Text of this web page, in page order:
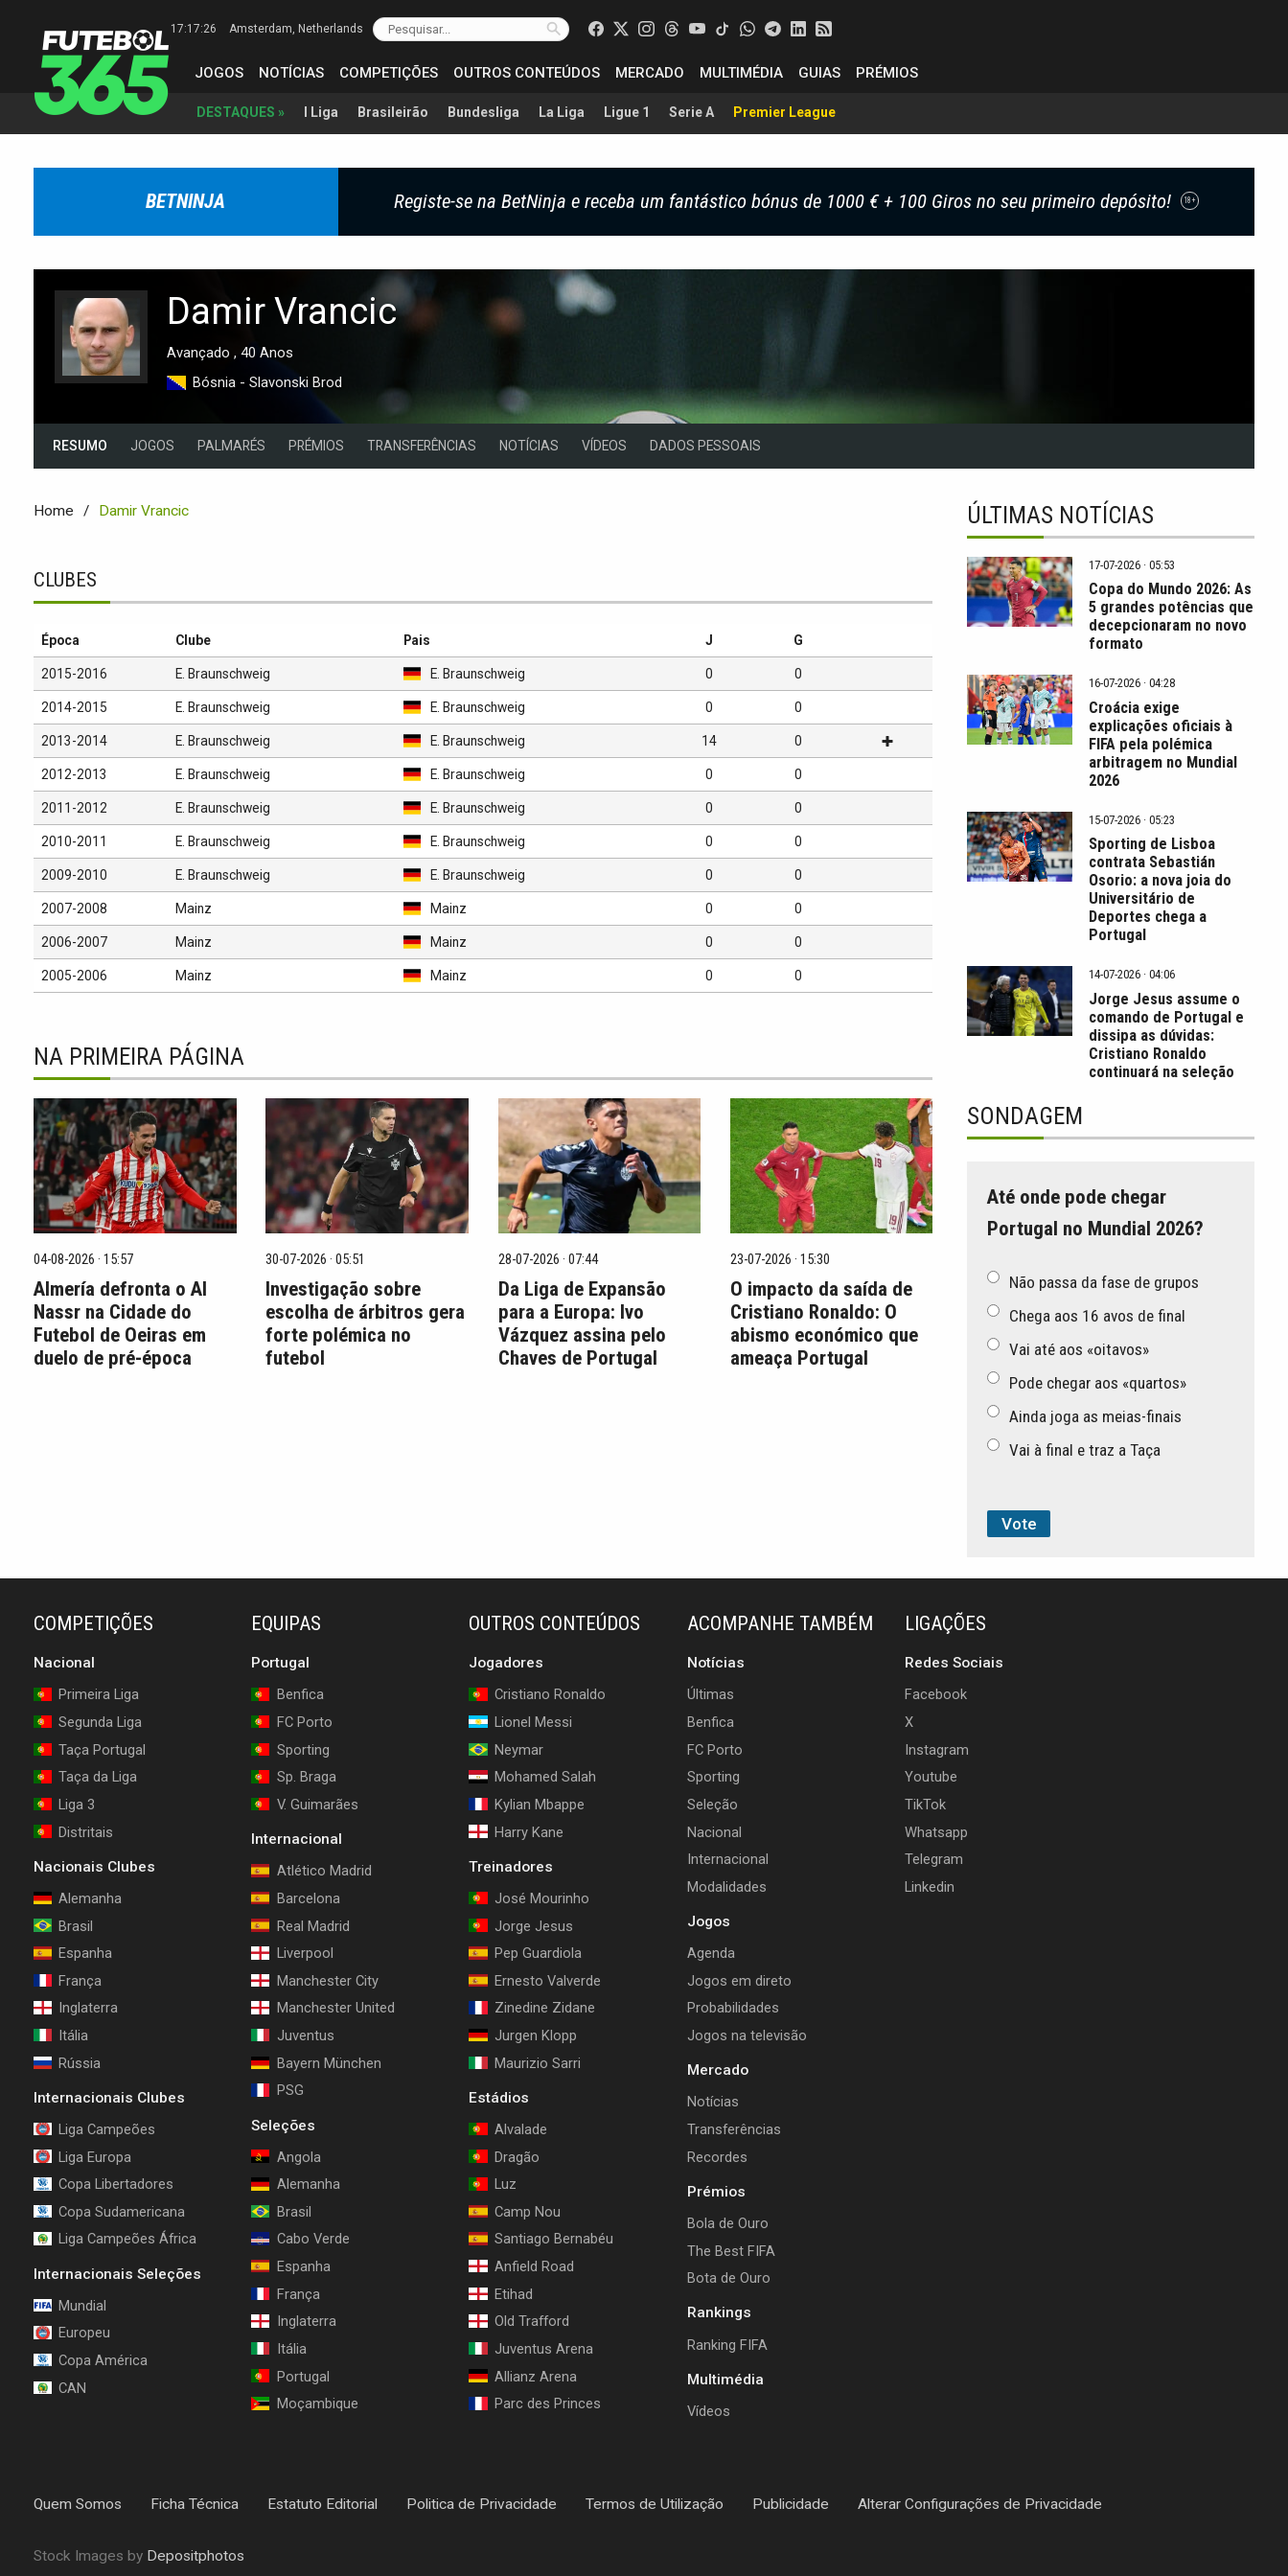
17:17:27 Amsterdam, Netherlands
JOGOS NOTÍCIAS COMPETIÇÕES OUTROS CONTEÚDOS MERCADO MULTIMÉDIA GUIAS PRÉMIOS
DESTAQUES » I Liga Brasileirão Bundesliga La Liga Ligue 1 Serie A Premier League
BETNINJA Registe-se na BetNinja e receba um fantástico bónus de 1000 € + 100 Giros no seu primeiro depósito! 18+
Damir Vrancic
Avançado , 40 Anos
Bósnia - Slavonski Brod
RESUMO JOGOS PALMARÉS PRÉMIOS TRANSFERÊNCIAS NOTÍCIAS VÍDEOS DADOS PESSOAIS
Home Damir Vrancic
CLUBES
Época Clube Pais J G
2015-2016 E. Braunschweig E. Braunschweig 0 0
2014-2015 E. Braunschweig E. Braunschweig 0 0
2013-2014 E. Braunschweig E. Braunschweig 14 0
2012-2013 E. Braunschweig E. Braunschweig 0 0
2011-2012 E. Braunschweig E. Braunschweig 0 0
2010-2011 E. Braunschweig E. Braunschweig 0 0
2009-2010 E. Braunschweig E. Braunschweig 0 0
2007-2008 Mainz Mainz 0 0
2006-2007 Mainz Mainz 0 0
2005-2006 Mainz Mainz 0 0
NA PRIMEIRA PÁGINA
04-08-2026 · 15:57
Almería defronta o Al
Nassr na Cidade do
Futebol de Oeiras em
duelo de pré-época
30-07-2026 · 05:51
Investigação sobre
escolha de árbitros gera
forte polémica no
futebol
28-07-2026 · 07:44
Da Liga de Expansão
para a Europa: Ivo
Vázquez assina pelo
Chaves de Portugal
23-07-2026 · 15:30
O impacto da saída de
Cristiano Ronaldo: O
abismo económico que
ameaça Portugal
ÚLTIMAS NOTÍCIAS
17-07-2026 · 05:53
Copa do Mundo 2026: As
5 grandes potências que
decepcionaram no novo
formato
16-07-2026 · 04:28
Croácia exige
explicações oficiais à
FIFA pela polémica
arbitragem no Mundial
2026
15-07-2026 · 05:23
Sporting de Lisboa
contrata Sebastián
Osorio: a nova joia do
Universitário de
Deportes chega a
Portugal
14-07-2026 · 04:06
Jorge Jesus assume o
comando de Portugal e
dissipa as dúvidas:
Cristiano Ronaldo
continuará na seleção
SONDAGEM
Até onde pode chegar
Portugal no Mundial 2026?
Não passa da fase de grupos
Chega aos 16 avos de final
Vai até aos «oitavos»
Pode chegar aos «quartos»
Ainda joga as meias-finais
Vai à final e traz a Taça
COMPETIÇÕES
Nacional
Primeira Liga
Segunda Liga
Taça Portugal
Taça da Liga
Liga 3
Distritais
Nacionais Clubes
Alemanha
Brasil
Espanha
França
Inglaterra
Itália
Rússia
Internacionais Clubes
Liga Campeões
Liga Europa
Copa Libertadores
Copa Sudamericana
Liga Campeões África
Internacionais Seleções
Mundial
Europeu
Copa América
CAN
EQUIPAS
Portugal
Benfica
FC Porto
Sporting
Sp. Braga
V. Guimarães
Internacional
Atlético Madrid
Barcelona
Real Madrid
Liverpool
Manchester City
Manchester United
Juventus
Bayern München
PSG
Seleções
Angola
Alemanha
Brasil
Cabo Verde
Espanha
França
Inglaterra
Itália
Portugal
Moçambique
OUTROS CONTEÚDOS
Jogadores
Cristiano Ronaldo
Lionel Messi
Neymar
Mohamed Salah
Kylian Mbappe
Harry Kane
Treinadores
José Mourinho
Jorge Jesus
Pep Guardiola
Ernesto Valverde
Zinedine Zidane
Jurgen Klopp
Maurizio Sarri
Estádios
Alvalade
Dragão
Luz
Camp Nou
Santiago Bernabéu
Anfield Road
Etihad
Old Trafford
Juventus Arena
Allianz Arena
Parc des Princes
ACOMPANHE TAMBÉM
Notícias
Últimas
Benfica
FC Porto
Sporting
Seleção
Nacional
Internacional
Modalidades
Jogos
Agenda
Jogos em direto
Probabilidades
Jogos na televisão
Mercado
Notícias
Transferências
Recordes
Prémios
Bola de Ouro
The Best FIFA
Bota de Ouro
Rankings
Ranking FIFA
Multimédia
Vídeos
LIGAÇÕES
Redes Sociais
Facebook
X
Instagram
Youtube
TikTok
Whatsapp
Telegram
Linkedin
Quem Somos Ficha Técnica Estatuto Editorial Politica de Privacidade Termos de Utilização Publicidade Alterar Configurações de Privacidade
Stock Images by Depositphotos